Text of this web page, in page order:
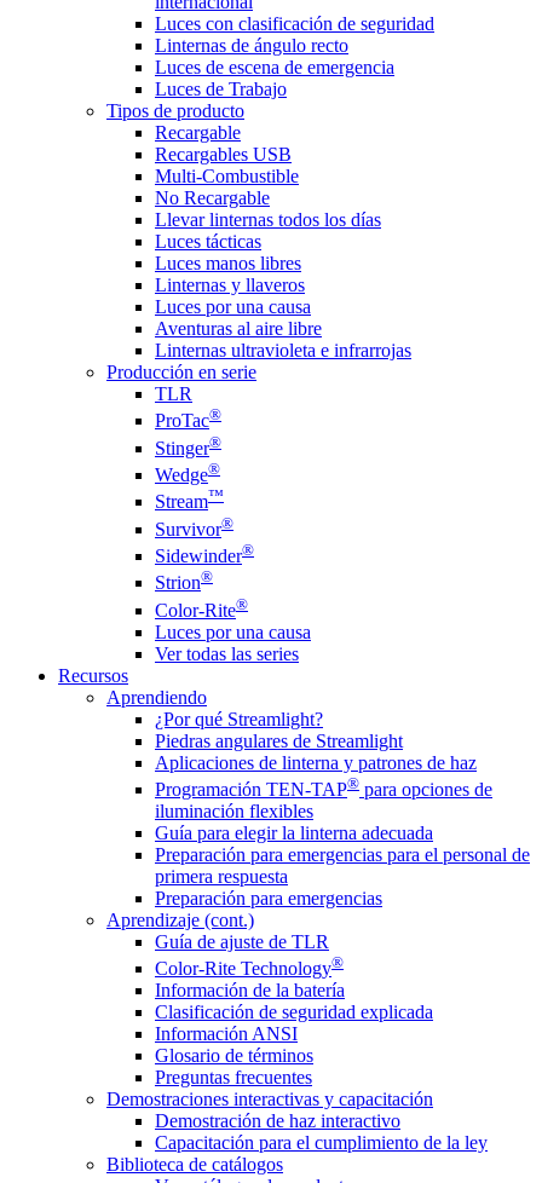
Luces con clasificación de seguridad
Linternas de ángulo recto
Luces de escena de emergencia
Luces de Trabajo
Tipos de producto
Recargable
Recargables USB
Multi-Combustible
No Recargable
Llevar linternas todos los días
Luces tácticas
Luces manos libres
Linternas y llaveros
Luces por una causa
Aventuras al aire libre
Linternas ultravioleta e infrarrojas
Producción en serie
TLR
ProTac®
Stinger®
Wedge®
Stream™
Survivor®
Sidewinder®
Strion®
Color-Rite®
Luces por una causa
Ver todas las series
Recursos
Aprendiendo
¿Por qué Streamlight?
Piedras angulares de Streamlight
Aplicaciones de linterna y patrones de haz
Programación TEN-TAP® para opciones de
iluminación flexibles
Guía para elegir la linterna adecuada
Preparación para emergencias para el personal de
primera respuesta
Preparación para emergencias
Aprendizaje (cont.)
Guía de ajuste de TLR
Color-Rite Technology®
Información de la batería
Clasificación de seguridad explicada
Información ANSI
Glosario de términos
Preguntas frecuentes
Demostraciones interactivas y capacitación
Demostración de haz interactivo
Capacitación para el cumplimiento de la ley
Biblioteca de catálogos